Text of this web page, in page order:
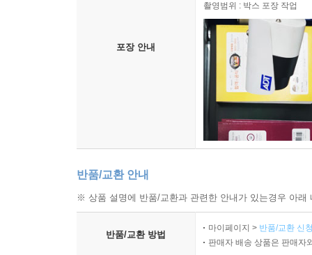
포장 안내
촬영범위 : 박스 포장 작업
반품/교환 안내
※ 상품 설명에 반품/교환과 관련한 안내가 있는경우 아
반품/교환 방법
마이페이지 > 반품/교환 신
판매자 배송 상품은 판매자